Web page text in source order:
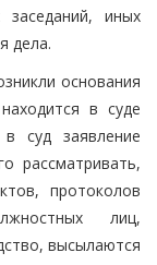
иных
дела.
основания
в суде
суд заявление
рассматривать,
протоколов
лиц,
высылаются